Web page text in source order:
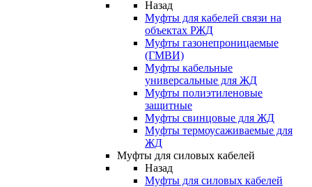
Назад
Муфты для кабелей связи на
объектах РЖД
Муфты газонепроницаемые
(ГМВИ)
Муфты кабельные
универсальные для ЖД
Муфты полиэтиленовые
защитные
Муфты свинцовые для ЖД
Муфты термоусаживаемые для
ЖД
Муфты для силовых кабелей
Назад
Муфты для силовых кабелей